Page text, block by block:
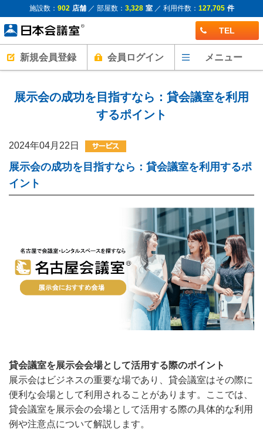
施設数： 902 店舗／ 部屋数： 3,328 室／ 利用件数： 127,705 件
TEL
新規会員登録 会員ログイン メニュー
展示会の成功を目指すなら：貸会議室を利用
するポイント
2024年04月22日
展示会の成功を目指すなら：貸会議室を利用するポ
イント
貸会議室を展示会会場として活用する際のポイント
展示会はビジネスの重要な場であり、貸会議室はその際に
便利な会場として利用されることがあります。ここでは、
貸会議室を展示会の会場として活用する際の具体的な利用
例や注意点について解説します。